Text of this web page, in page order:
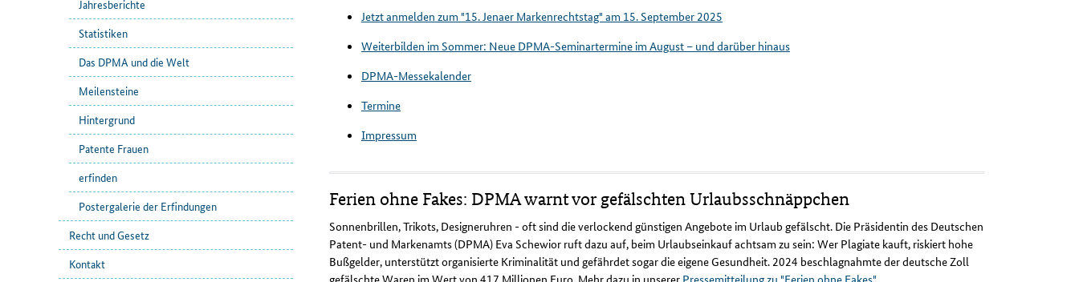
Jahresberichte
Statistiken
Das DPMA und die Welt
Meilensteine
Hintergrund
Patente Frauen
erfinden
Postergalerie der Erfindungen
Recht und Gesetz
Kontakt
Jetzt anmelden zum "15. Jenaer Markenrechtstag" am 15. September 2025
Weiterbilden im Sommer: Neue DPMA-Seminartermine im August – und darüber hinaus
DPMA-Messekalender
Termine
Impressum
Ferien ohne Fakes: DPMA warnt vor gefälschten Urlaubsschnäppchen
Sonnenbrillen, Trikots, Designeruhren - oft sind die verlockend günstigen Angebote im Urlaub gefälscht. Die Präsidentin des Deutschen
Patent- und Markenamts (DPMA) Eva Schewior ruft dazu auf, beim Urlaubseinkauf achtsam zu sein: Wer Plagiate kauft, riskiert hohe
Bußgelder, unterstützt organisierte Kriminalität und gefährdet sogar die eigene Gesundheit. 2024 beschlagnahmte der deutsche Zoll